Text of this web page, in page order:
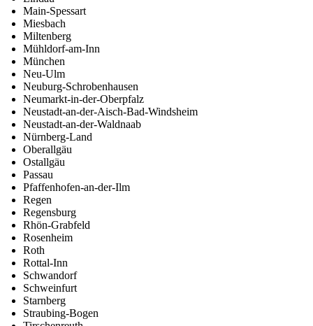
Main-Spessart
Miesbach
Miltenberg
Mühldorf-am-Inn
München
Neu-Ulm
Neuburg-Schrobenhausen
Neumarkt-in-der-Oberpfalz
Neustadt-an-der-Aisch-Bad-Windsheim
Neustadt-an-der-Waldnaab
Nürnberg-Land
Oberallgäu
Ostallgäu
Passau
Pfaffenhofen-an-der-Ilm
Regen
Regensburg
Rhön-Grabfeld
Rosenheim
Roth
Rottal-Inn
Schwandorf
Schweinfurt
Starnberg
Straubing-Bogen